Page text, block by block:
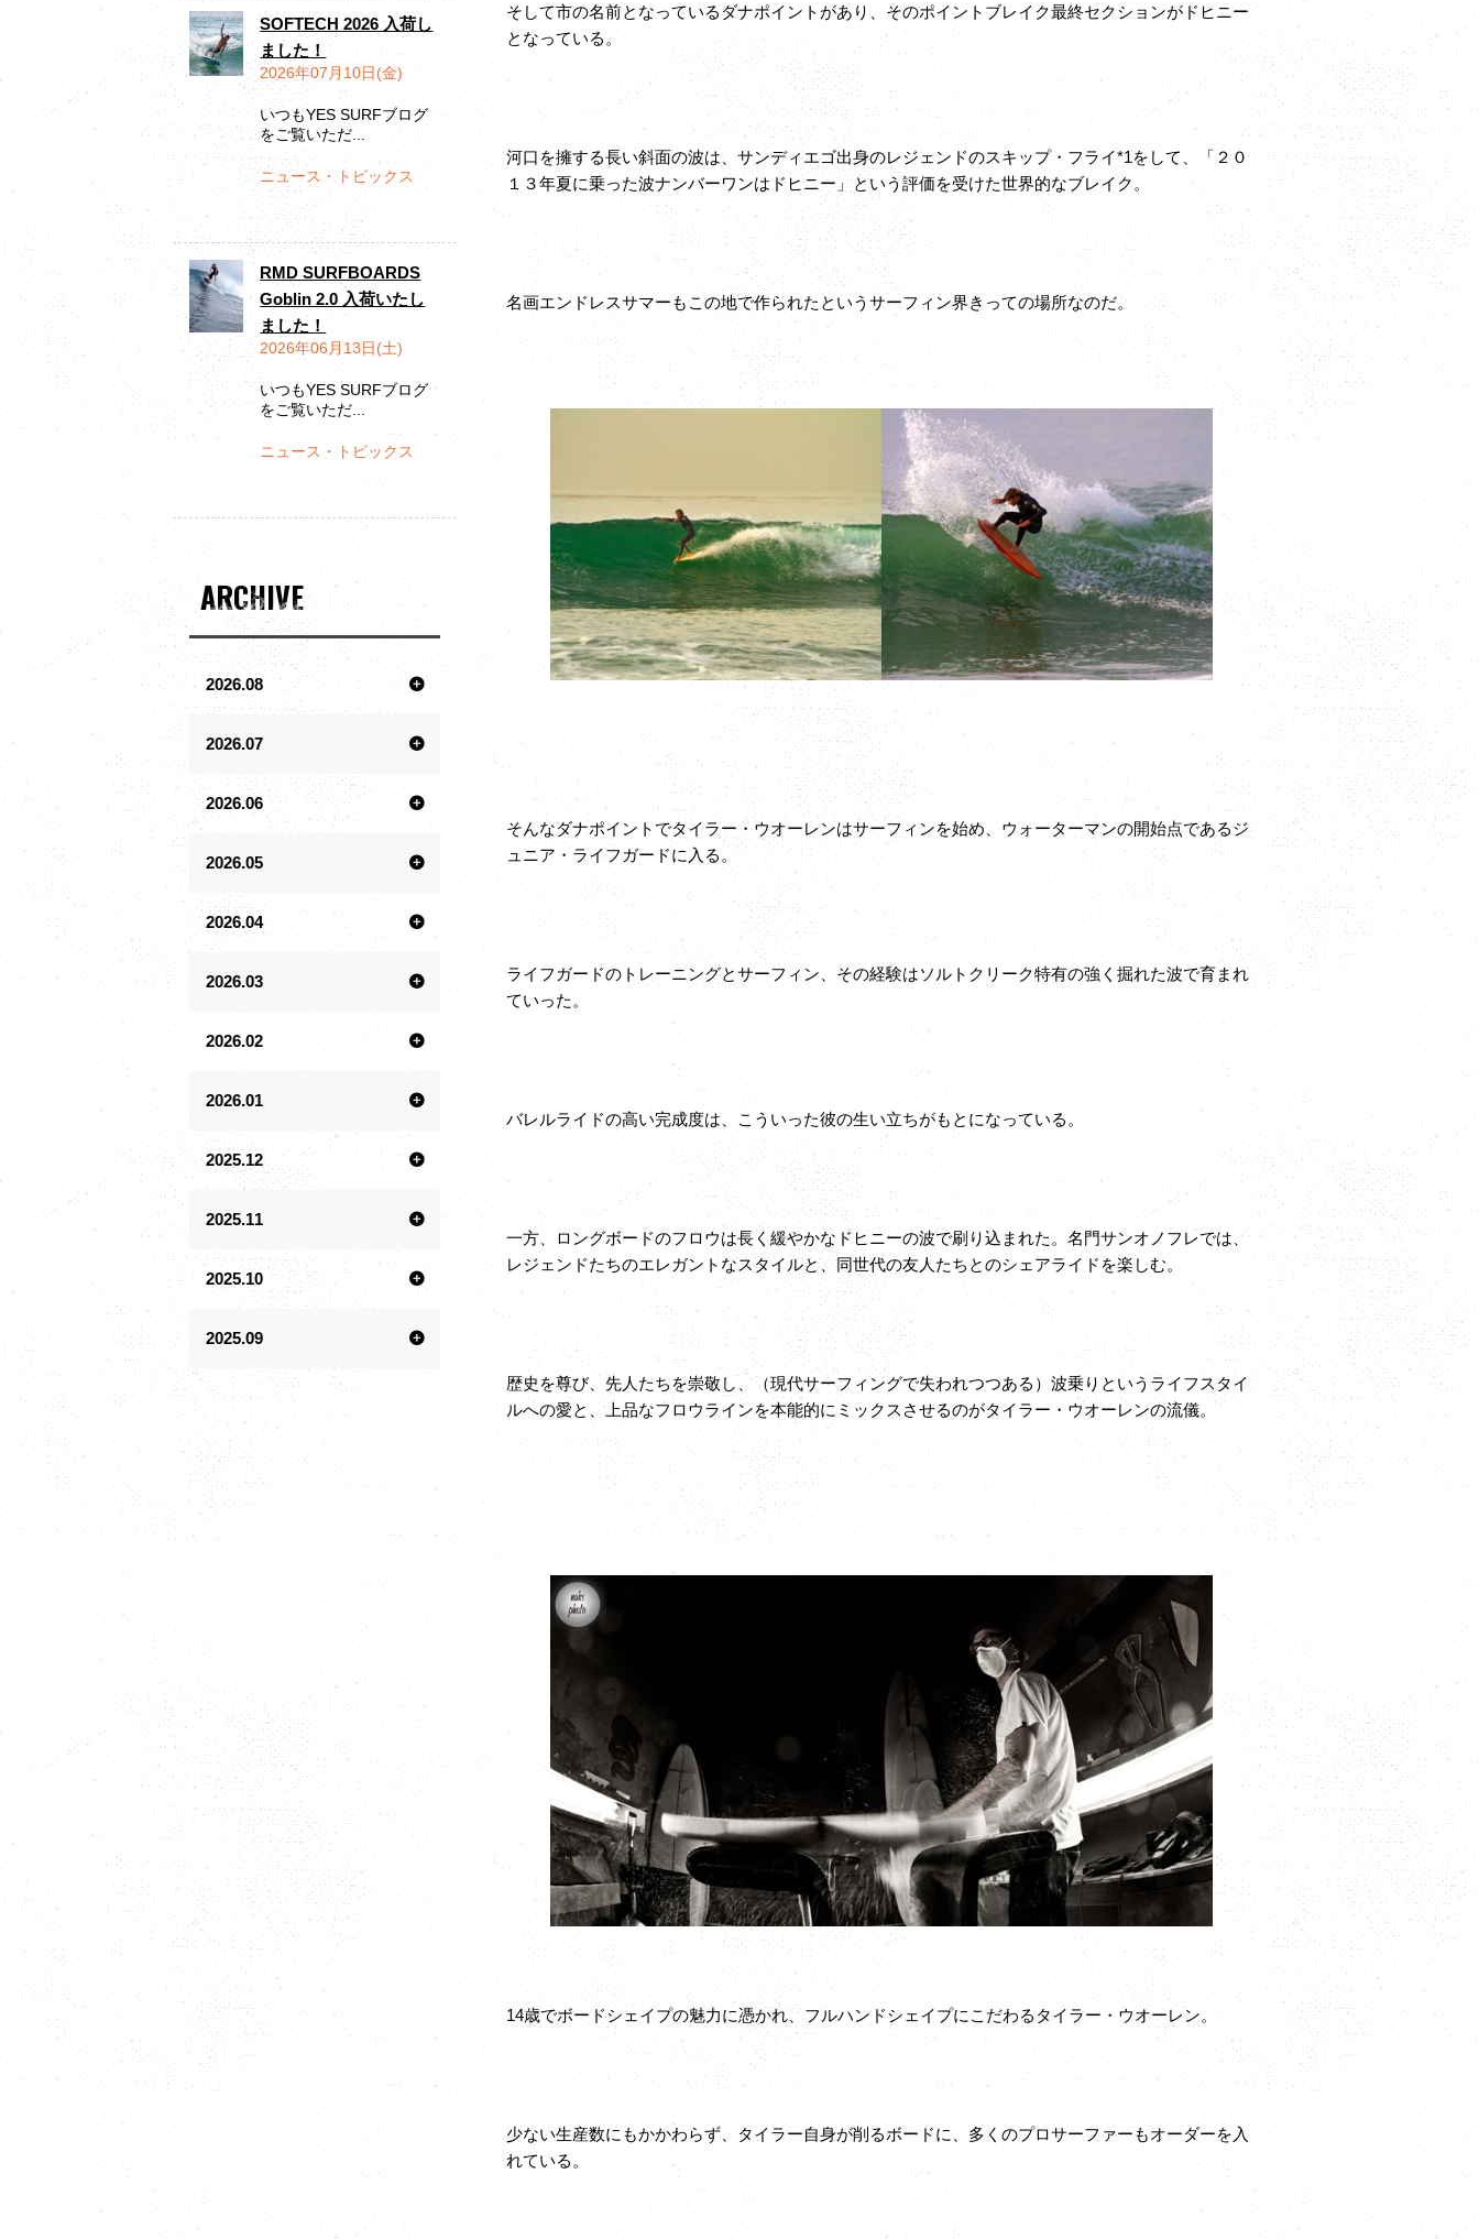
そして市の名前となっているダナポイントがあり、そのポイントブレイク最終セクションがドヒニー
となっている。
河口を擁する長い斜面の波は、サンディエゴ出身のレジェンドのスキップ・フライ*1をして、「２０
１３年夏に乗った波ナンバーワンはドヒニー」という評価を受けた世界的なブレイク。
名画エンドレスサマーもこの地で作られたというサーフィン界きっての場所なのだ。
そんなダナポイントでタイラー・ウオーレンはサーフィンを始め、ウォーターマンの開始点であるジ
ュニア・ライフガードに入る。
ライフガードのトレーニングとサーフィン、その経験はソルトクリーク特有の強く掘れた波で育まれ
ていった。
バレルライドの高い完成度は、こういった彼の生い立ちがもとになっている。
一方、ロングボードのフロウは長く緩やかなドヒニーの波で刷り込まれた。名門サンオノフレでは、
レジェンドたちのエレガントなスタイルと、同世代の友人たちとのシェアライドを楽しむ。
歴史を尊び、先人たちを崇敬し、（現代サーフィングで失われつつある）波乗りというライフスタイ
ルへの愛と、上品なフロウラインを本能的にミックスさせるのがタイラー・ウオーレンの流儀。
14歳でボードシェイプの魅力に憑かれ、フルハンドシェイプにこだわるタイラー・ウオーレン。
少ない生産数にもかかわらず、タイラー自身が削るボードに、多くのプロサーファーもオーダーを入
れている。
SOFTECH 2026 入荷し
ました！
2026年07月10日(金)
いつもYES SURFブログ
をご覧いただ...
ニュース・トピックス
RMD SURFBOARDS
Goblin 2.0 入荷いたし
ました！
2026年06月13日(土)
いつもYES SURFブログ
をご覧いただ...
ニュース・トピックス
ARCHIVE
2026.08
2026.07
2026.06
2026.05
2026.04
2026.03
2026.02
2026.01
2025.12
2025.11
2025.10
2025.09